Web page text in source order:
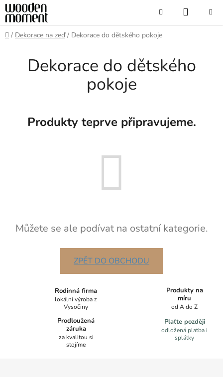
Přejít
na
obsah
KOŠÍK
Domů
/ Dekorace na zeď / Dekorace do dětského pokoje
Dekorace do dětského
pokoje
Produkty teprve připravujeme.
Můžete se ale podívat na ostatní kategorie.
ZPĚT DO OBCHODU
Rodinná firma
lokální výroba z
Vysočiny
Produkty na
míru
od A do Z
Prodloužená
záruka
za kvalitou si
stojíme
Plaťte později
odložená platba i
splátky